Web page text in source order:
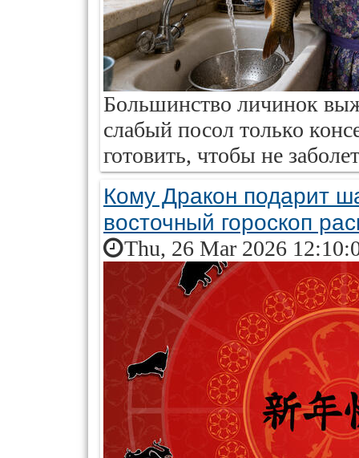
Большинство личинок
слабый посол только
готовить, чтобы не
Кому Дракон подарит
восточный гороскоп
Thu, 26 Mar 2026